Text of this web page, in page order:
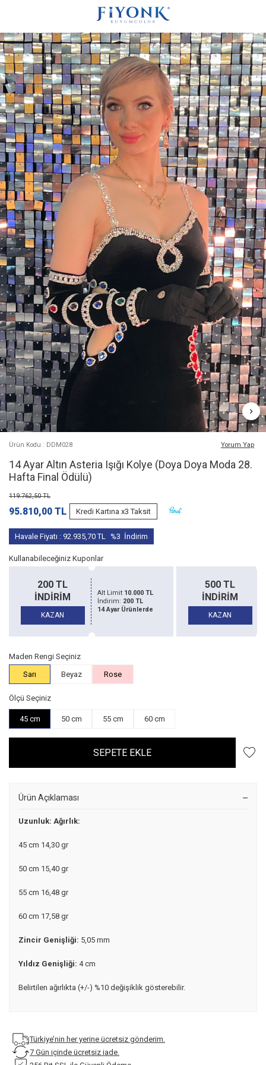
Ürün Kodu : DDM028 Yorum Yap
14 Ayar Altın Asteria Işığı Kolye (Doya Doya Moda 28.
Hafta Final Ödülü)
119.762,50TL
95.810,00 TL Kredi Kartına x3 Taksit
Havale Fiyatı : 92.935,70TL %3 İndirim
Kullanabileceğiniz Kuponlar
500 TL
İNDİRİM
KAZAN
Alt Limit 20.000 TL
İndirim: 500 TL
14 Ayar Ürünlerde
1500 TL
İNDİRİM
KAZAN
Maden Rengi Seçiniz
Sarı
Beyaz Rose
Ölçü Seçiniz
45 cm 50 cm 55 cm 60 cm
SEPETE EKLE
Ürün Açıklaması
Uzunluk: Ağırlık:
45 cm 14,30 gr
50 cm 15,40 gr
55 cm 16,48 gr
60 cm 17,58 gr
Zincir Genişliği: 5,05 mm
Yıldız Genişliği: 4 cm
Belirtilen ağırlıkta (+/-) %10 değişiklik gösterebilir.
Türkiye’nin her yerine ücretsiz gönderim.
7 Gün içinde ücretsiz iade.